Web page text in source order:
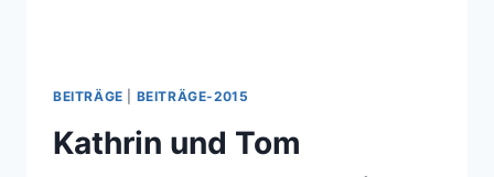
BEITRÄGE BEITRÄGE-2015
Kathrin und Tom